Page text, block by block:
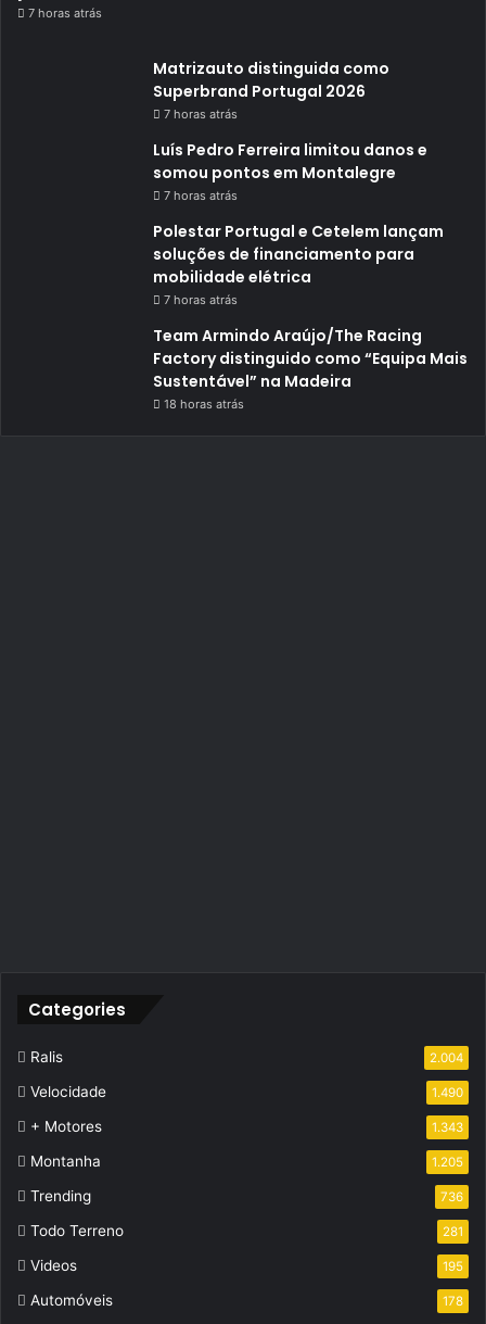
7 horas atrás
Matrizauto distinguida como
Superbrand Portugal 2026
7 horas atrás
Luís Pedro Ferreira limitou danos e
somou pontos em Montalegre
7 horas atrás
Polestar Portugal e Cetelem lançam
soluções de financiamento para
mobilidade elétrica
7 horas atrás
Team Armindo Araújo/The Racing
Factory distinguido como “Equipa Mais
Sustentável” na Madeira
18 horas atrás
Categories
Ralis 2.004
Velocidade 1.490
+ Motores 1.343
Montanha 1.205
Trending 736
Todo Terreno 281
Videos 195
Automóveis 178